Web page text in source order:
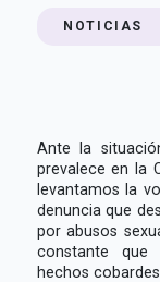
NOTICIAS
Ante la
prevalece en la
levantamos la
denuncia que
por abusos
constante que
hechos